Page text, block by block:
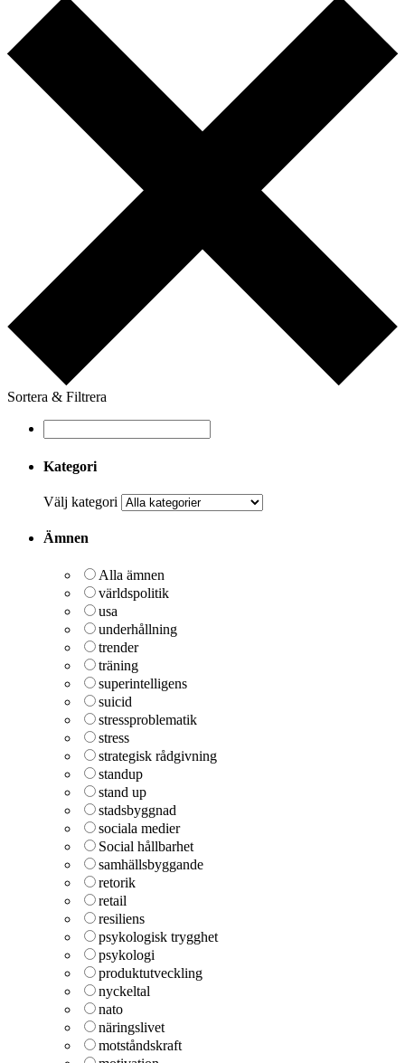
Sortera & Filtrera
Kategori
Välj kategori
Ämnen
Alla ämnen
världspolitik
usa
underhållning
trender
träning
superintelligens
suicid
stressproblematik
stress
strategisk rådgivning
standup
stand up
stadsbyggnad
sociala medier
Social hållbarhet
samhällsbyggande
retorik
retail
resiliens
psykologisk trygghet
psykologi
produktutveckling
nyckeltal
nato
näringslivet
motståndskraft